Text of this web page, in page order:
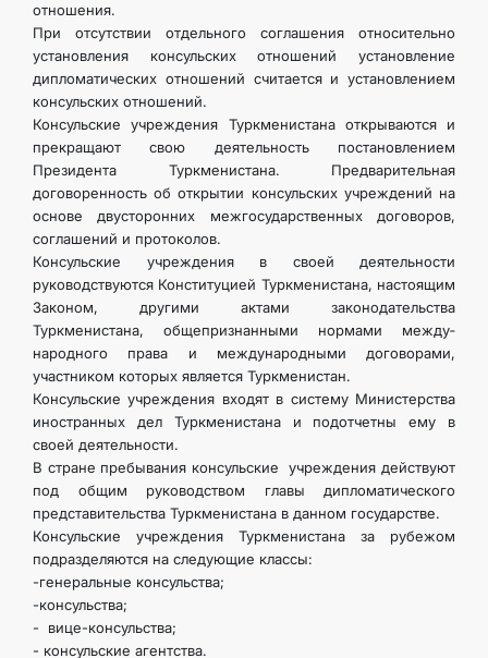
отношения.
При отсутствии отдельного соглашения относительно
установления консульских отношений установление
дипломатических отношений считается и установлением
консульских отношений.
Консульские учреждения Туркменистана открываются и
прекра­щают свою деятельность постановлением
Президента Туркменистана. Предварительная
договоренность об открытии консульских учрежде­ний на
основе двусторонних межгосударственных договоров,
соглаше­ний и протоколов.
Консульские учреждения в своей деятельности
руководствуются Конституцией Туркменистана, настоящим
Законом, другими актами законодательства
Туркменистана, общепризнанными нормами между­
народного права и международными договорами,
участником которых является Туркменистан.
Консульские учреждения входят в систему Министерства
иност­ранных дел Туркменистана и подотчетны ему в
своей деятельности.
В стране пребывания консульские учреждения действуют
под об­щим руководством главы дипломатического
представительства Туркменистана в данном государстве.
Консульские учреждения Туркменистана за рубежом
подразделя­ются на следующие классы:
-генеральные консульства;
-консульства;
- вице-консульства;
- консульские агентства.